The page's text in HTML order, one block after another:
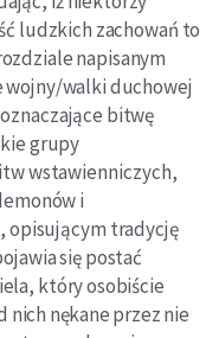
ludzkich zachowań to
napisanym
wojny/walki duchowej
bitwę
grupy
wstawienniczych,
i
opisującym tradycję
się postać
któryosobiście
nich nękane przez nie